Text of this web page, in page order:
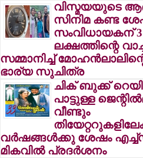
വിസ്മയയുടെ
സിനിമ കണ്ട
സംവിധായകന് 3
ലക്ഷത്തിന്റെ
സമ്മാനിച്ച്
ഭാര്യ സുചിത്ര
ചിക് ബുക്ക്
പാട്ടുള്ള
വീണ്ടും
വര്‍ഷങ്ങള്‍ക്കു ശേഷം
മികവില്‍ പ്രദര്‍ശനം